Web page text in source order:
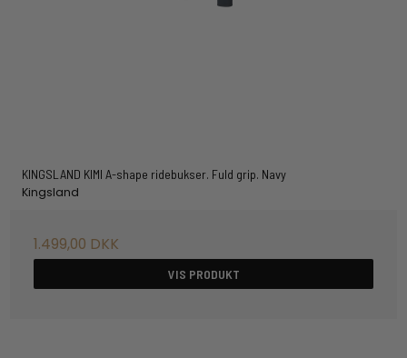
KINGSLAND KIMI A-shape ridebukser. Fuld grip. Navy
Kingsland
1.499,00 DKK
VIS PRODUKT